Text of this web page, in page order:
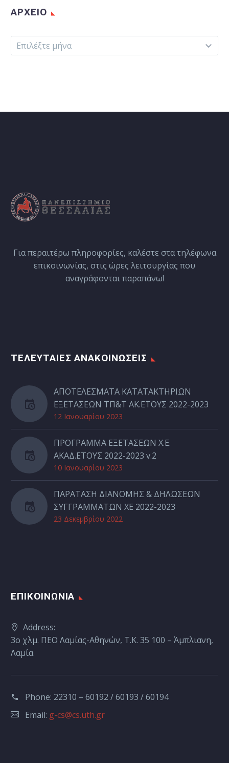
ΑΡΧΕΊΟ
Αρχείο
Επιλέξτε μήνα
Για περαιτέρω πληροφορίες, καλέστε στα τηλέφωνα
επικοινωνίας, στις ώρες λειτουργίας που
αναγράφονται παραπάνω!
ΤΕΛΕΥΤΑΙΕΣ ΑΝΑΚΟΙΝΩΣΕΙΣ
ΑΠΟΤΕΛΕΣΜΑΤΑ ΚΑΤΑΤΑΚΤΗΡΙΩΝ
ΕΞΕΤΑΣΕΩΝ ΤΠ&Τ ΑΚ.ΕΤΟΥΣ 2022-2023
12 Ιανουαρίου 2023
ΠΡΟΓΡΑΜΜΑ ΕΞΕΤΑΣΕΩΝ Χ.Ε.
ΑΚΑΔ.ΕΤΟΥΣ 2022-2023 v.2
10 Ιανουαρίου 2023
ΠΑΡΑΤΑΣΗ ΔΙΑΝΟΜΗΣ & ΔΗΛΩΣΕΩΝ
ΣΥΓΓΡΑΜΜΑΤΩΝ ΧΕ 2022-2023
23 Δεκεμβρίου 2022
ΕΠΙΚΟΙΝΩΝΙΑ
Address:
3ο χλμ. ΠΕΟ Λαμίας-Αθηνών, Τ.Κ. 35 100 – Άμπλιανη,
Λαμία
Phone: 22310 – 60192 / 60193 / 60194
Email: g-cs@cs.uth.gr